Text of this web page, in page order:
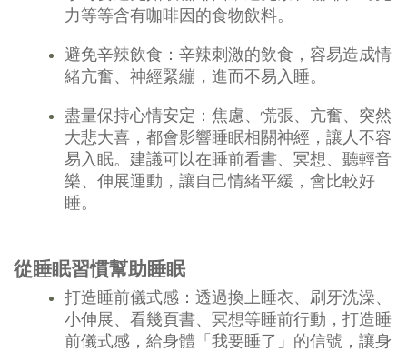
力等等含有咖啡因的食物飲料。
避免辛辣飲食：辛辣刺激的飲食，容易造成情
緒亢奮、神經緊繃，進而不易入睡。
盡量保持心情安定：焦慮、慌張、亢奮、突然
大悲大喜，都會影響睡眠相關神經，讓人不容
易入眠。建議可以在睡前看書、冥想、聽輕音
樂、伸展運動，讓自己情緒平緩，會比較好
睡。
從睡眠習慣幫助睡眠
打造睡前儀式感：透過換上睡衣、刷牙洗澡、
小伸展、看幾頁書、冥想等睡前行動，打造睡
前儀式感，給身體「我要睡了」的信號，讓身